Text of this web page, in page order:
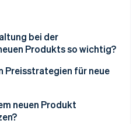
2026
Stripe Lösungen für die
bei der
Produkts so wichtig?
Preisstrategien für neue
neuen Produkt